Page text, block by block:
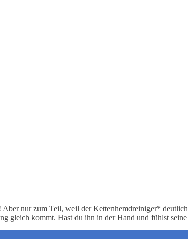
nur zum Teil, weil der Kettenhemdreiniger*
gleich kommt. Hast du ihn in der Hand und fühlst